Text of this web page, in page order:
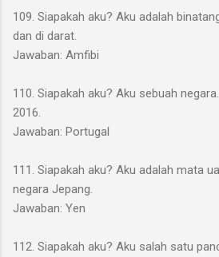
109. Siapakah aku? Aku adalah
dan di darat.
Jawaban: Amfibi
110. Siapakah aku? Aku sebuah
2016.
Jawaban: Portugal
111. Siapakah aku? Aku adalah mata
negara Jepang.
Jawaban: Yen
112. Siapakah aku? Aku salah satu